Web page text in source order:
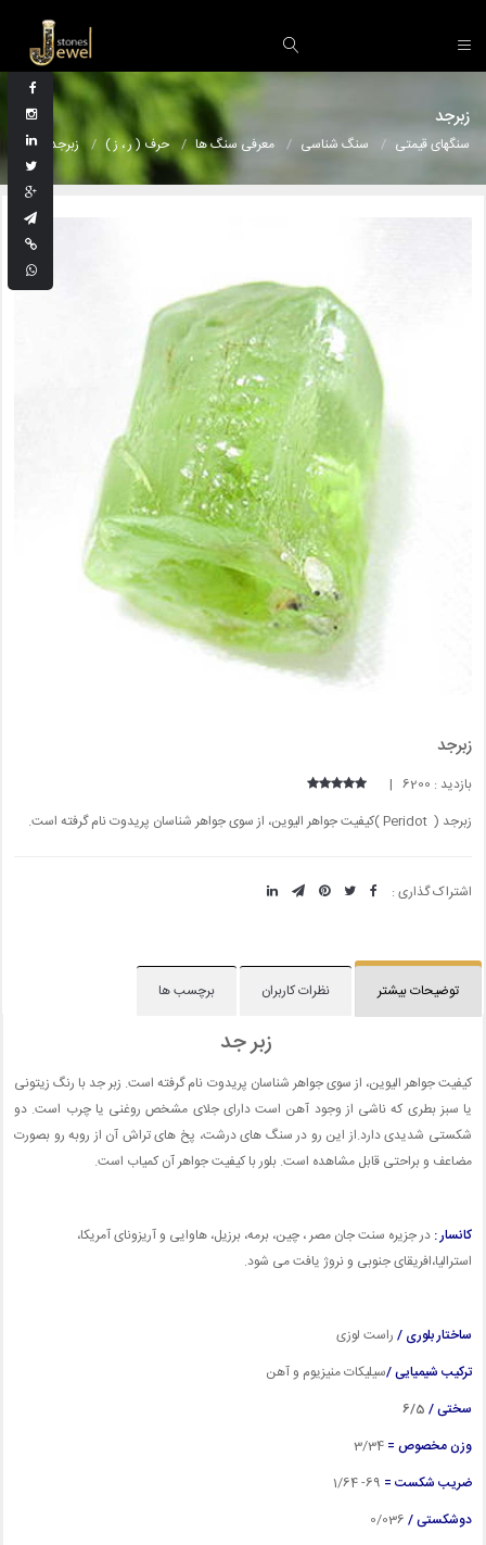
زبرجد
سنگهای قیمتی سنگ شناسی معرفی سنگ ها حرف ( ر ، ز ) زبرجد
زبرجد
بازدید : 6200 |
زبرجد ( Peridot )کیفیت جواهر الیوین، از سوی جواهر شناسان پریدوت نام گرفته است.
اشتراک گذاری :
توضیحات بیشتر نظرات کاربران برچسب ها
زبر جد
کیفیت جواهر الیوین، از سوی جواهر شناسان پریدوت نام گرفته است. زبر جد با رنگ زیتونی
یا سبز بطری که ناشی از وجود آهن است دارای جلای مشخص روغنی یا چرب است. دو
شکستی شدیدی دارد.از این رو در سنگ های درشت، پخ های تراش آن از روبه رو بصورت
مضاعف و براحتی قابل مشاهده است. بلور با کیفیت جواهر آن کمیاب است.
کانسار : در جزیره سنت جان مصر ، چین، برمه، برزیل، هاوایی و آریزونای آمریکا،
استرالیا،افریقای جنوبی و نروژ یافت می شود.
ساختار بلوری / راست لوزی
ترکیب شیمیایی /سیلیکات منیزیوم و آهن
سختی /
وزن مخصوص = /34
ضریب شکست =
دوشکستی /